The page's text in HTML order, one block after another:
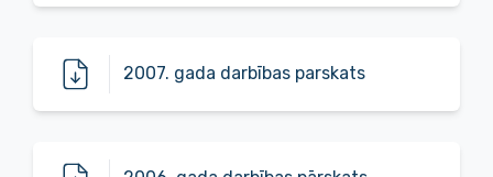
2007. gada darbības parskats